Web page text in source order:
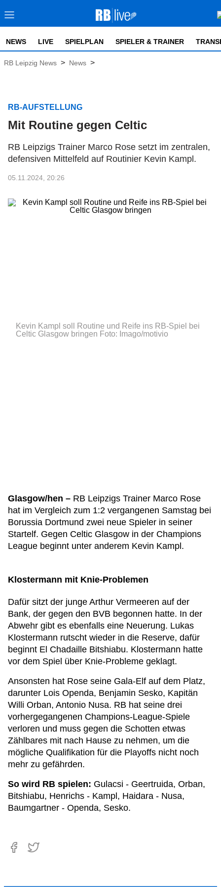
NEWS LIVE SPIELPLAN SPIELER & TRAINER
RB Leipzig News > News >
RB-AUFSTELLUNG
Mit Routine gegen Celtic
RB Leipzigs Trainer Marco Rose setzt im zentralen,
defensiven Mittelfeld auf Routinier Kevin Kampl.
05.11.2024, 20:26
Kevin Kampl soll Routine und Reife ins RB-Spiel bei
Celtic Glasgow bringen Foto: Imago/motivio
Glasgow/hen – RB Leipzigs Trainer Marco Rose
hat im Vergleich zum 1:2 vergangenen Samstag bei
Borussia Dortmund zwei neue Spieler in seiner
Startelf. Gegen Celtic Glasgow in der Champions
League beginnt unter anderem Kevin Kampl.
Klostermann mit Knie-Problemen
Dafür sitzt der junge Arthur Vermeeren auf der
Bank, der gegen den BVB begonnen hatte. In der
Abwehr gibt es ebenfalls eine Neuerung. Lukas
Klostermann rutscht wieder in die Reserve, dafür
beginnt El Chadaille Bitshiabu. Klostermann hatte
vor dem Spiel über Knie-Probleme geklagt.
Ansonsten hat Rose seine Gala-Elf auf dem Platz,
darunter Lois Openda, Benjamin Sesko, Kapitän
Willi Orban, Antonio Nusa. RB hat seine drei
vorhergegangenen Champions-League-Spiele
verloren und muss gegen die Schotten etwas
Zählbares mit nach Hause zu nehmen, um die
mögliche Qualifikation für die Playoffs nicht noch
mehr zu gefährden.
So wird RB spielen: Gulacsi - Geertruida, Orban,
Bitshiabu, Henrichs - Kampl, Haidara - Nusa,
Baumgartner - Openda, Sesko.